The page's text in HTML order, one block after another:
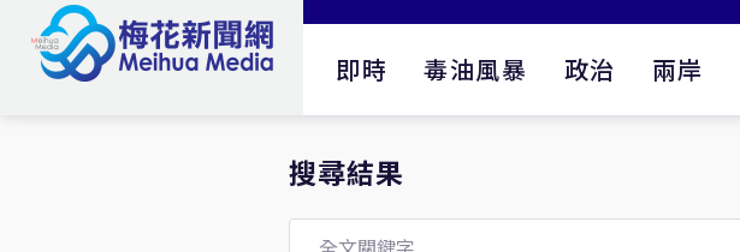
即時 毒油風暴 政治 兩岸
搜尋結果